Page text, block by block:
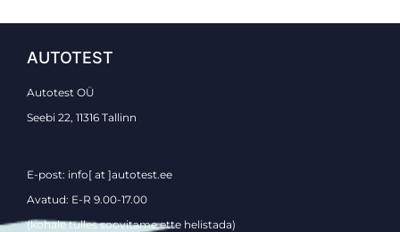
AUTOTEST
Autotest OÜ
Seebi 22, 11316 Tallinn
E-post: info[ at ]autotest.ee
Avatud: E-R 9.00-17.00
(kohale tulles soovitame ette helistada)